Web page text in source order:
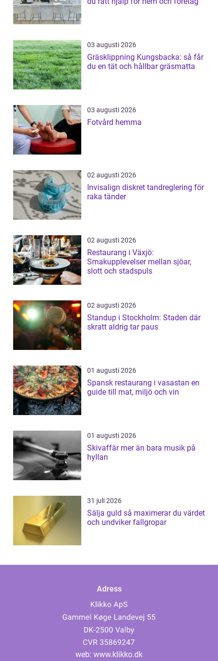
03 augusti 2026
Gräsklippning Kungsbacka: så får
du en tät och hållbar gräsmatta
03 augusti 2026
Fotvård hemma
02 augusti 2026
Invisalign diskret tandreglering för
raka tänder
02 augusti 2026
Restaurang i Växjö:
Smakupplevelser mellan sjöar,
slott och stadspuls
02 augusti 2026
Standup i Stockholm: Staden där
skratt aldrig tar paus
01 augusti 2026
Spansk restaurang i vasastan en
guide till mat, miljö och vin
01 augusti 2026
Skivaffär mer än bara musik på
hyllan
31 juli 2026
Sälja guld så maximerar du värdet
och undviker fallgropar
Adress
web: www.klikko.dk